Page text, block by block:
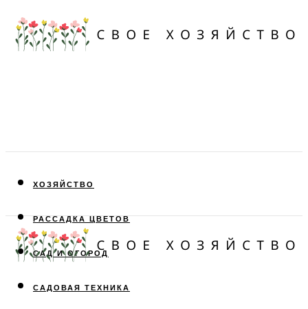
ХОЗЯЙСТВО
РАССАДКА ЦВЕТОВ
САД И ОГОРОД
САДОВАЯ ТЕХНИКА